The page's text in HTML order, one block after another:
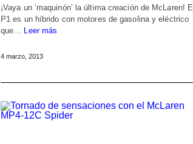
¡Vaya un ‘maquinón’ la última creación de McLaren! El
P1 es un híbrido con motores de gasolina y eléctrico
que… Leer más
4 marzo, 2013